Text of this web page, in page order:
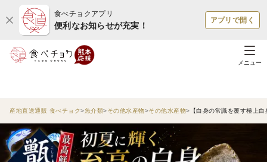
食べチョクアプリ
便利なお知らせが充実！
アプリで開く
メニュー
産地直送通販 食べチョク 魚介類 その他水産物 その他水産物 【白身の常識を覆す極上